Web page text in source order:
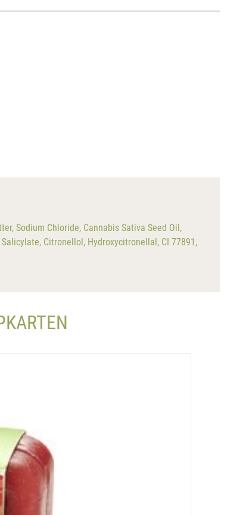
Sodium Chloride, Cannabis Sativa Seed Oil,
Citronellol, Hydroxycitronellal, CI 77891,